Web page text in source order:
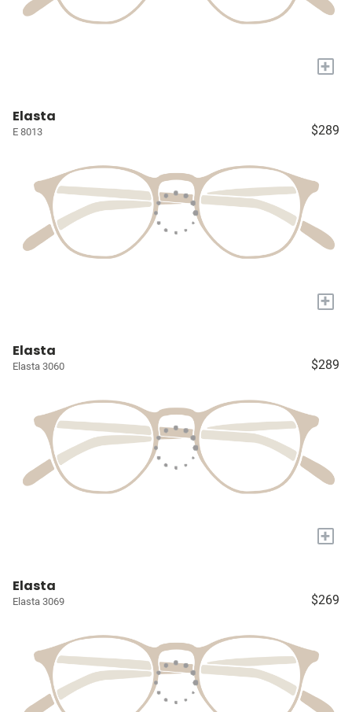
+
Elasta
E 8013 $289
+
Elasta
Elasta 3060 $289
+
Elasta
Elasta 3069 $269